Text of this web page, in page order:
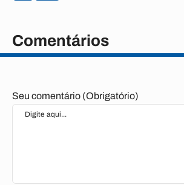
Comentários
Seu comentário (Obrigatório)